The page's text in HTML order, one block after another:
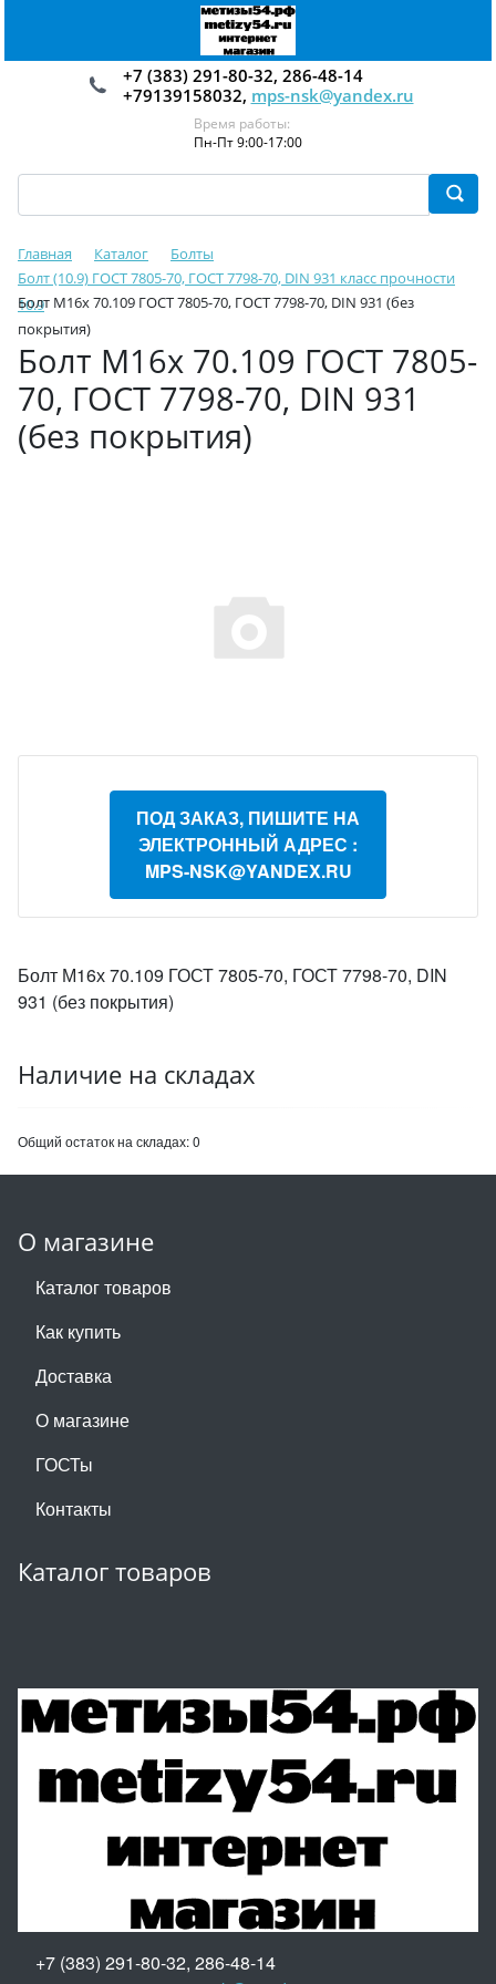
+7 (383) 291-80-32, 286-48-14
+79139158032, mps-nsk@yandex.ru
Время работы:
Пн-Пт 9:00-17:00
Главная Каталог
Болты
Болт (10.9) ГОСТ 7805-70, ГОСТ 7798-70, DIN 931 класс прочности
10.9
Болт М16х 70.109 ГОСТ 7805-70, ГОСТ 7798-70, DIN 931 (без
покрытия)
Болт М16х 70.109 ГОСТ 7805-
70, ГОСТ 7798-70, DIN 931
(без покрытия)
ПОД ЗАКАЗ, ПИШИТЕ НА
ЭЛЕКТРОННЫЙ АДРЕС :
MPS-NSK@YANDEX.RU
Болт М16х 70.109 ГОСТ 7805-70, ГОСТ 7798-70, DIN
931 (без покрытия)
Наличие на складах
Общий остаток на складах:0
О магазине
Каталог товаров
Как купить
Доставка
О магазине
ГОСТы
Контакты
Каталог товаров
+7 (383) 291-80-32, 286-48-14